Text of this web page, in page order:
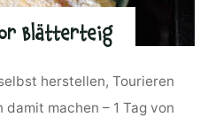
Blätterteig
herstellen, Tourieren
machen – 1 Tag von